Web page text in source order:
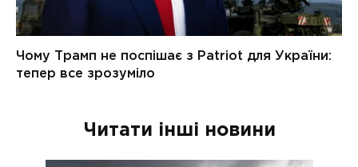
Читати інші новини